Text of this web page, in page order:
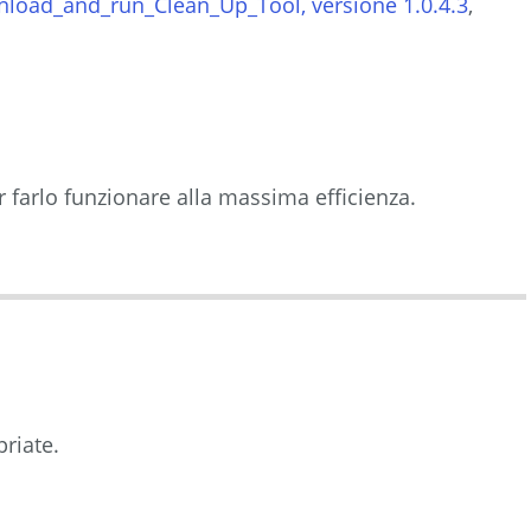
funzionare alla massima efficienza.